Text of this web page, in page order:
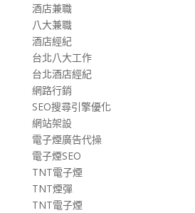
酒店兼職
八大兼職
酒店經紀
台北八大工作
台北酒店經紀
網路行銷
SEO搜尋引擎優化
網站架設
電子煙廣告代操
電子煙SEO
TNT電子煙
TNT煙彈
TNT電子煙